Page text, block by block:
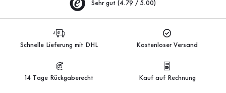
Sehr gut (4.79 / 5.00)
Schnelle Lieferung mit DHL Kostenloser Versand
14 Tage Rückgaberecht Kauf auf Rechnung